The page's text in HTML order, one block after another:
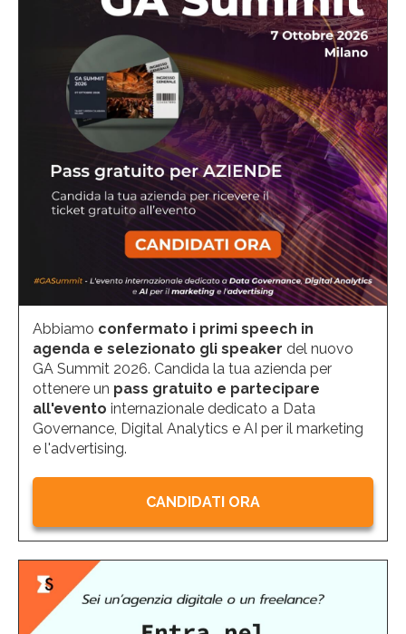
Abbiamo confermato i primi speech in
agenda e selezionato gli speaker del nuovo
GA Summit 2026. Candida la tua azienda per
ottenere un pass gratuito e partecipare
all'evento internazionale dedicato a Data
Governance, Digital Analytics e AI per il marketing
e l'advertising.
CANDIDATI ORA